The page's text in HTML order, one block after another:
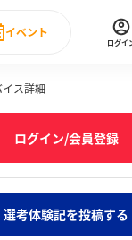
ング みんなのイン
ー
イベント
直近のイベン
ログイ
ス詳細
ログイン/会員登録
選考体験記を投稿する